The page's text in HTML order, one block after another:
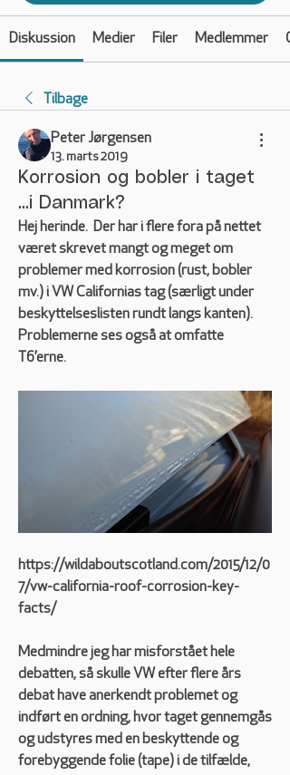
Diskussion Medier Filer Medlemmer
Tilbage
Peter Jørgensen
13. marts 2019
Korrosion og bobler i taget
...i Danmark?
Hej herinde.  Der har i flere fora på nettet
været skrevet mangt og meget om
problemer med korrosion (rust, bobler
mv.) i VW Californias tag (særligt under
beskyttelseslisten rundt langs kanten).
Problemerne ses også at omfatte
T6’erne.
https://wildaboutscotland.com/2015/12/0
7/vw-california-roof-corrosion-key-
facts/
Medmindre jeg har misforstået hele
debatten, så skulle VW efter flere års
debat have anerkendt problemet og
indført en ordning, hvor taget gennemgås
og udstyres med en beskyttende og
forebyggende folie (tape) i de tilfælde,